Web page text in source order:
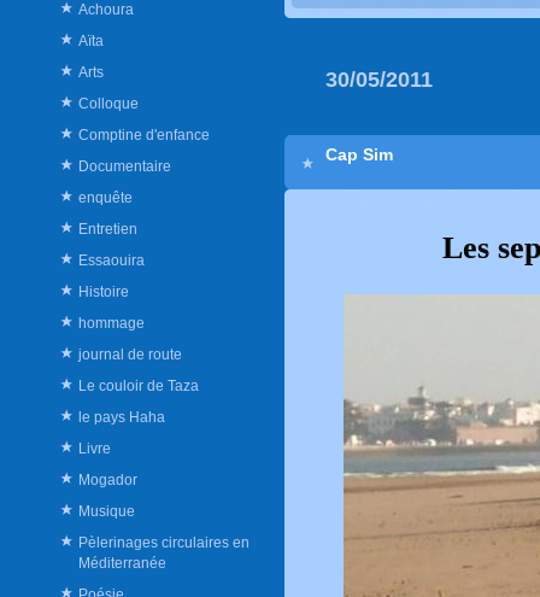
Achoura
Aïta
Arts
Colloque
Comptine d'enfance
Documentaire
enquête
Entretien
Essaouira
Histoire
hommage
journal de route
Le couloir de Taza
le pays Haha
Livre
Mogador
Musique
Pèlerinages circulaires en
Méditerranée
30/05/2011
Cap Sim
Les